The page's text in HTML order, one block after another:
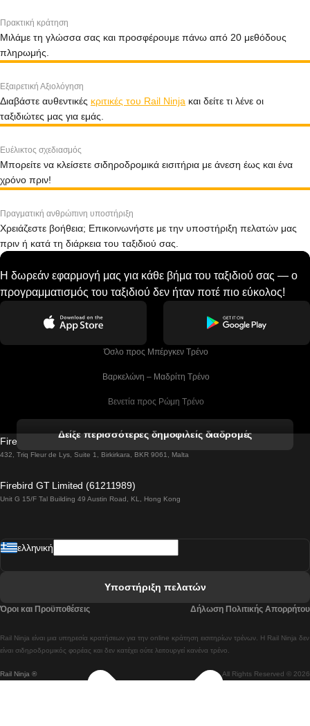
Πρακτική κράτηση
Μιλάμε τη γλώσσα σας και προσφέρουμε πάνω από 20 μεθόδους
πληρωμής.
Εξαιρετική Αξιολόγηση
Διαβάστε αυθεντικές κριτικές του Rail Ninja και δείτε τι λένε οι
ταξιδιώτες μας για εμάς.
Ευέλικτος σχεδιασμός
Μπορείτε να κλείσετε σιδηροδρομικά εισιτήρια με άνεση έως και ένα
χρόνο πριν!
Πραγματική ανθρώπινη υποστήριξη
Χρειάζεστε βοήθεια; Επικοινωνήστε με την υποστήριξη πελατών μας
πριν ή κατά τη διάρκεια του ταξιδιού σας.
Η δωρεάν εφαρμογή μας για κάθε βήμα του ταξιδιού σας — ο
προγραμματισμός του ταξιδιού δεν ήταν ποτέ πιο εύκολος!
Όσλο προς Μπέργκεν Tρένο
Βαρκελώνη – Μαδρίτη Tρένο
Βενετία προς Ρώμη Τρένο
Βιέννη προς Σάλτσμπουργκ Τρένα
Βουδαπέστη προς Πράγα Tρένο
Λισαβόνα προς Λάγος Tρένο
Λισαβόνα προς Μαδρίτη Τρένα
Δείξε περισσότερες δημοφιλείς διαδρομές
Firebird GT Limited (OC 1451)
432, Triq Fleur de Lys, Suite 1, Birkirkara, BKR 9061, Malta
Firebird GT Limited (61211989)
Unit G 15/F Tal Building 49 Austin Road, KL, Hong Kong
Rail Ninja ® All Rights Reserved © 2026
Rail Ninja είναι μια υπηρεσία κρατήσεων για την online κράτηση εισιτηρίων τρένων. Η Rail Ninja δεν
είναι σιδηροδρομικός φορέας και δεν κατέχει ούτε λειτουργεί κανένα τρένο.
ελληνική
Υποστήριξη πελατών
Όροι και Προϋποθέσεις Δήλωση Πολιτικής Απορρήτου